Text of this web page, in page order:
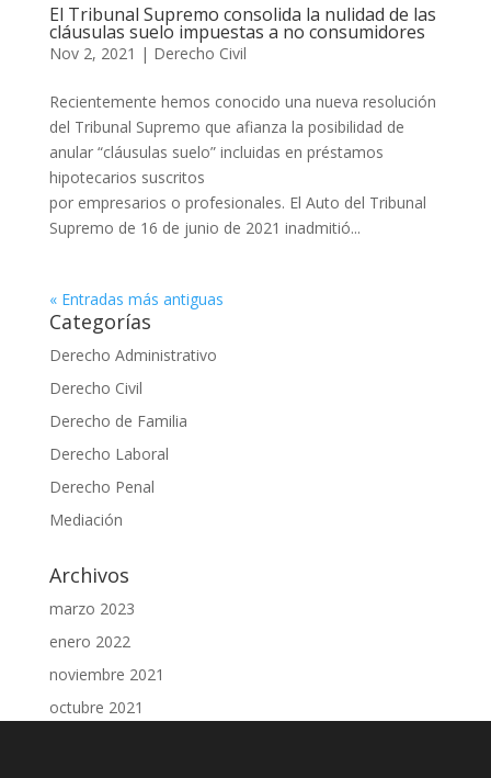
El Tribunal Supremo consolida la nulidad de las
cláusulas suelo impuestas a no consumidores
Nov 2, 2021 | Derecho Civil
Recientemente hemos conocido una nueva resolución
del Tribunal Supremo que afianza la posibilidad de
anular “cláusulas suelo” incluidas en préstamos
hipotecarios suscritos
por empresarios o profesionales. El Auto del Tribunal
Supremo de 16 de junio de 2021 inadmitió...
« Entradas más antiguas
Categorías
Derecho Administrativo
Derecho Civil
Derecho de Familia
Derecho Laboral
Derecho Penal
Mediación
Archivos
marzo 2023
enero 2022
noviembre 2021
octubre 2021